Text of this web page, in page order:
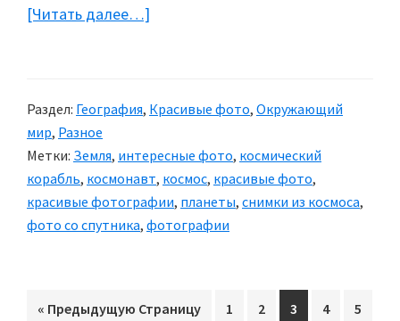
[Читать далее…]
Раздел: География, Красивые фото, Окружающий
мир, Разное
Метки: Земля, интересные фото, космический
корабль, космонавт, космос, красивые фото,
красивые фотографии, планеты, снимки из космоса,
фото со спутника, фотографии
« Перейти
Предыдущую Страницу
Перейти
1
Перейти
2
Перейти
3
Перейти
4 5